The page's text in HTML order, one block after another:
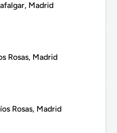
Madrid
Rosas, Madrid
Rosas, Madrid